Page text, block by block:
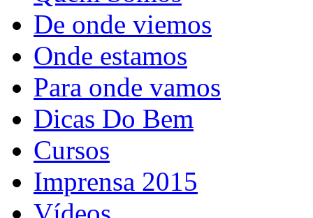
De onde viemos
Onde estamos
Para onde vamos
Dicas Do Bem
Cursos
Imprensa 2015